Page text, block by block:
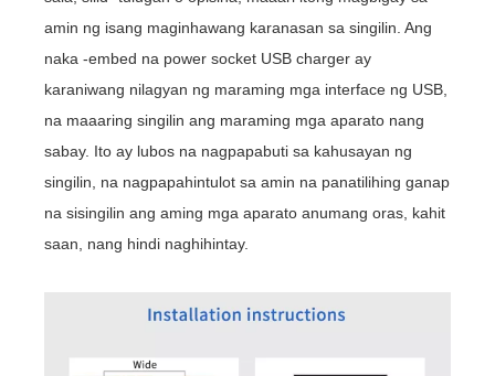
amin ng isang maginhawang karanasan sa singilin. Ang
naka -embed na power socket USB charger ay
karaniwang nilagyan ng maraming mga interface ng USB,
na maaaring singilin ang maraming mga aparato nang
sabay. Ito ay lubos na nagpapabuti sa kahusayan ng
singilin, na nagpapahintulot sa amin na panatilihing ganap
na sisingilin ang aming mga aparato anumang oras, kahit
saan, nang hindi naghihintay.